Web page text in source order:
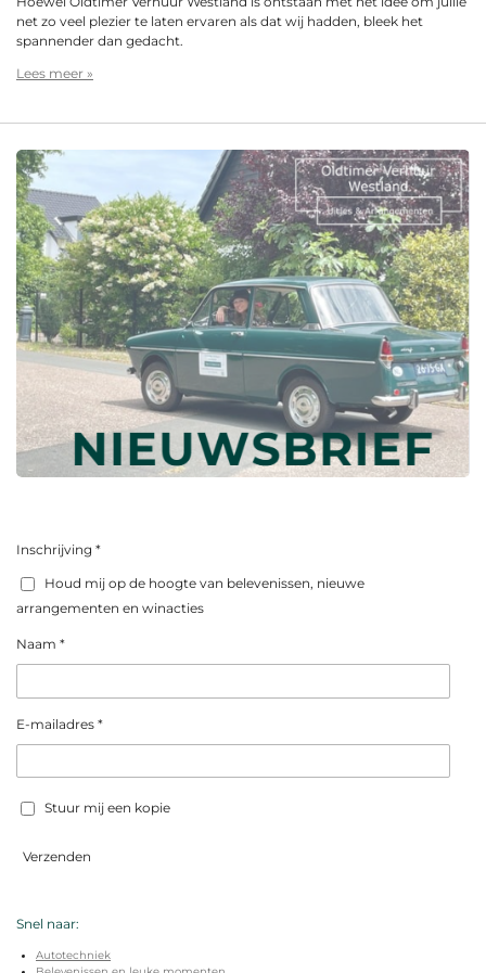
net zo veel plezier te laten ervaren als dat wij hadden, bleek het
spannender dan gedacht.
Lees meer »
Inschrijving *
Houd mij op de hoogte van belevenissen, nieuwe
arrangementen en winacties
Naam *
E-mailadres *
Stuur mij een kopie
Verzenden
Snel naar:
Autotechniek